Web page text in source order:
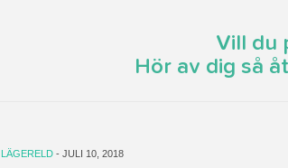
Vill du
Hör av dig så
LÄGERELD - JULI 10, 2018